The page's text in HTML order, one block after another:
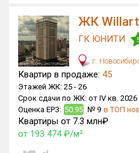
Многоквартирных домов
Блокированных домов
Домов с апартаментами
Поселков таунхаусов
Многоквартирных домов
Блокированных домов
Квартир, апартаментов,
блоков в БД
ЖК Willart
ГК ЮНИТИ 5
г.
Квартир в продаже: 45
Этажей ЖК: 25 - 26
Срок сдачи по ЖК: от IV кв. 2026
Оценка ЕРЗ: 50.95 № 9 в ТОП
Квартиры от 7.3 млн₽
от 193 474 ₽/м²